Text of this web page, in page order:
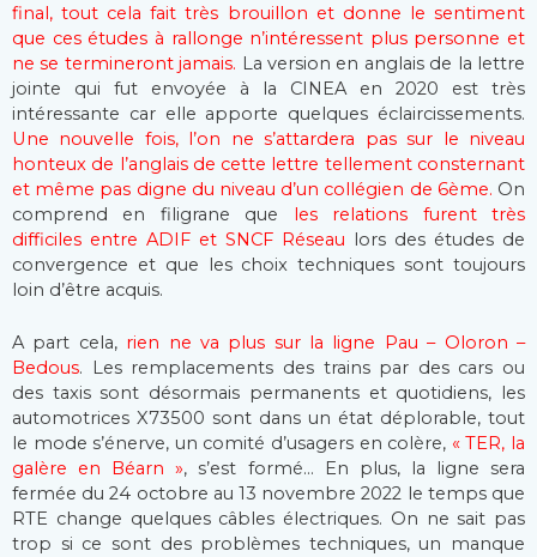
final, tout cela fait très brouillon et donne le sentiment
que ces études à rallonge n’intéressent plus personne et
ne se termineront jamais. La version en anglais de la lettre
jointe qui fut envoyée à la CINEA en 2020 est très
intéressante car elle apporte quelques éclaircissements.
Une nouvelle fois, l’on ne s’attardera pas sur le niveau
honteux de l’anglais de cette lettre tellement consternant
et même pas digne du niveau d’un collégien de 6ème. On
comprend en filigrane que les relations furent très
difficiles entre ADIF et SNCF Réseau lors des études de
convergence et que les choix techniques sont toujours
loin d’être acquis.
A part cela, rien ne va plus sur la ligne Pau – Oloron –
Bedous. Les remplacements des trains par des cars ou
des taxis sont désormais permanents et quotidiens, les
automotrices X73500 sont dans un état déplorable, tout
le mode s’énerve, un comité d’usagers en colère, « TER, la
galère en Béarn », s’est formé… En plus, la ligne sera
fermée du 24 octobre au 13 novembre 2022 le temps que
RTE change quelques câbles électriques. On ne sait pas
trop si ce sont des problèmes techniques, un manque